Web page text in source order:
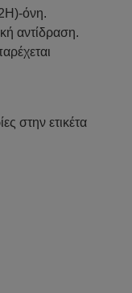
όνη.
αντίδραση.
στην ετικέτα